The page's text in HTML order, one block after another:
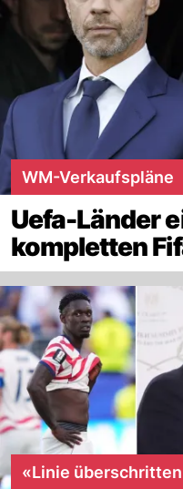
WM-Verkaufspläne
Uefa-Länder
kompletten
«Linie